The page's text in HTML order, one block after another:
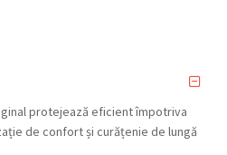
protejează eficient împotriva
de confort și curățenie de lungă